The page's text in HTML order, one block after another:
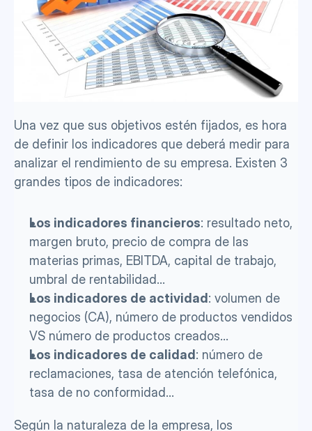
Una vez que sus objetivos estén fijados, es hora
de definir los indicadores que deberá medir para
analizar el rendimiento de su empresa. Existen 3
grandes tipos de indicadores:
Los indicadores financieros: resultado neto,
margen bruto, precio de compra de las
materias primas, EBITDA, capital de trabajo,
umbral de rentabilidad...
Los indicadores de actividad : volumen de
negocios (CA), número de productos vendidos
VS número de productos creados...
Los indicadores de calidad : número de
reclamaciones, tasa de atención telefónica,
tasa de no conformidad…
Según la naturaleza de la empresa, los